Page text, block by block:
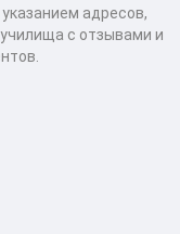
адресов,
с отзывами и